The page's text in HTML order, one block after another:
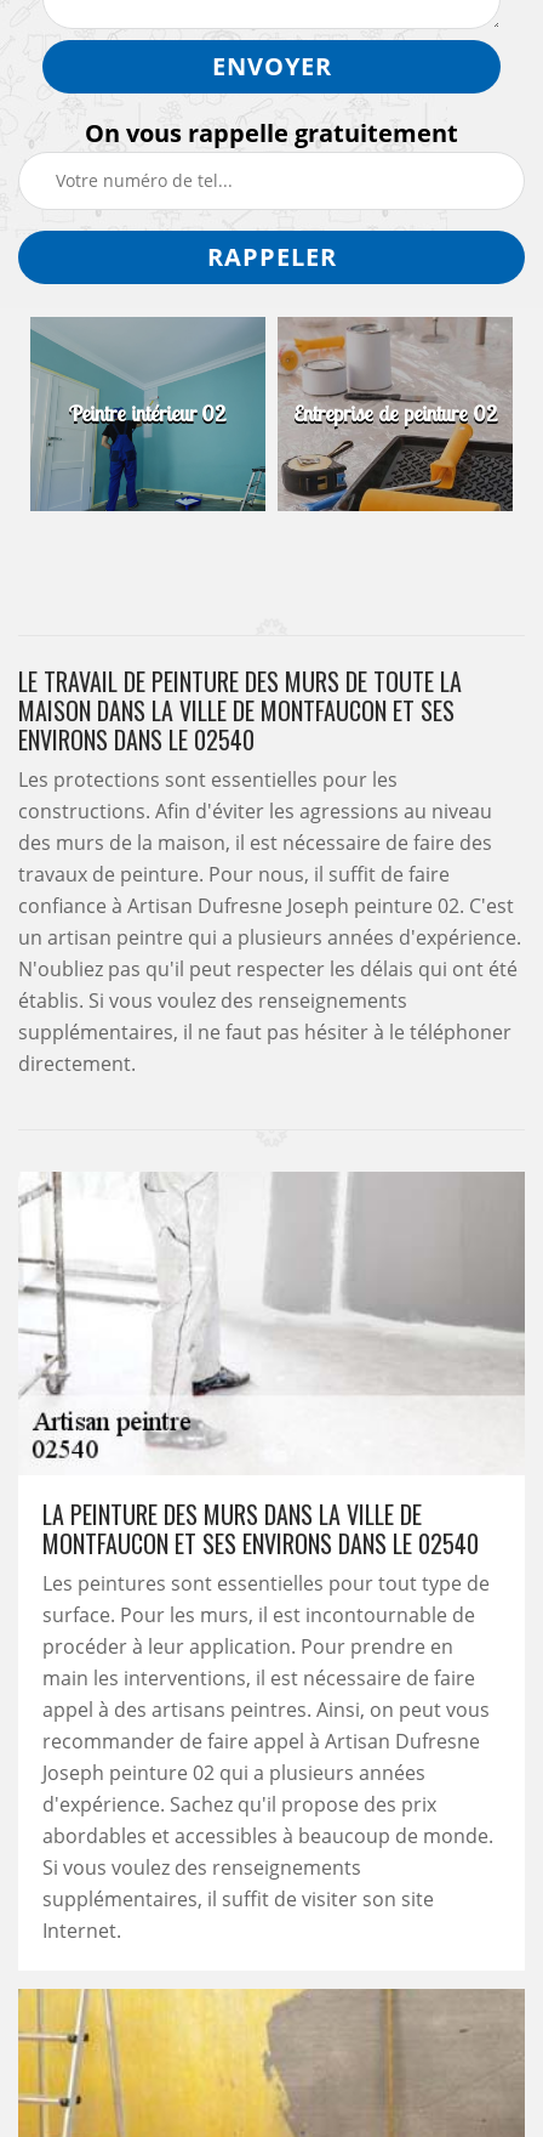
On vous rappelle gratuitement
Peintre intérieur 02 Entreprise de peinture 02
LE TRAVAIL DE PEINTURE DES MURS DE TOUTE LA
MAISON DANS LA VILLE DE MONTFAUCON ET SES
ENVIRONS DANS LE 02540
Les protections sont essentielles pour les
constructions. Afin d'éviter les agressions au niveau
des murs de la maison, il est nécessaire de faire des
travaux de peinture. Pour nous, il suffit de faire
confiance à Artisan Dufresne Joseph peinture 02. C'est
un artisan peintre qui a plusieurs années d'expérience.
N'oubliez pas qu'il peut respecter les délais qui ont été
établis. Si vous voulez des renseignements
supplémentaires, il ne faut pas hésiter à le téléphoner
directement.
LA PEINTURE DES MURS DANS LA VILLE DE
MONTFAUCON ET SES ENVIRONS DANS LE 02540
Les peintures sont essentielles pour tout type de
surface. Pour les murs, il est incontournable de
procéder à leur application. Pour prendre en
main les interventions, il est nécessaire de faire
appel à des artisans peintres. Ainsi, on peut vous
recommander de faire appel à Artisan Dufresne
Joseph peinture 02 qui a plusieurs années
d'expérience. Sachez qu'il propose des prix
abordables et accessibles à beaucoup de monde.
Si vous voulez des renseignements
supplémentaires, il suffit de visiter son site
Internet.